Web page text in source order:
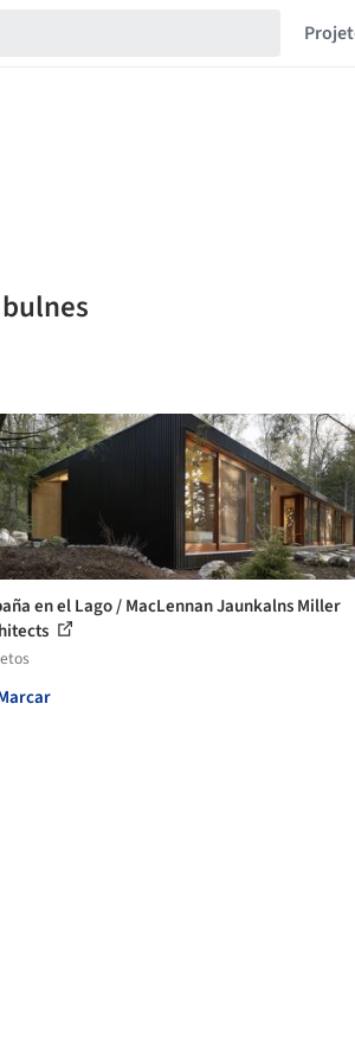
en el Lago / MacLennan Jaunkalns Miller